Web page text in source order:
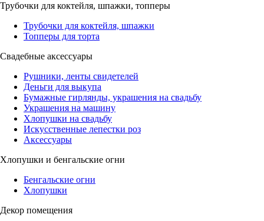
Трубочки для коктейля, шпажки, топперы
Трубочки для коктейля, шпажки
Топперы для торта
Свадебные аксессуары
Рушники, ленты свидетелей
Деньги для выкупа
Бумажные гирлянды, украшения на свадьбу
Украшения на машину
Хлопушки на свадьбу
Искусственные лепестки роз
Аксессуары
Хлопушки и бенгальские огни
Бенгальские огни
Хлопушки
Декор помещения